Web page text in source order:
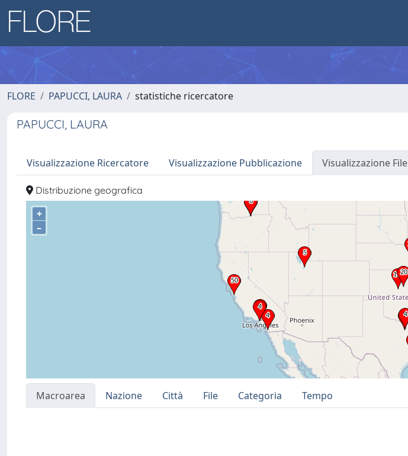
FLORE PAPUCCI, LAURA statistiche ricercatore
PAPUCCI, LAURA
Visualizzazione Ricercatore Visualizzazione Pubblicazione Visualizzazione File
Distribuzione geografica
+
–
Macroarea Nazione Città File Categoria
Tempo